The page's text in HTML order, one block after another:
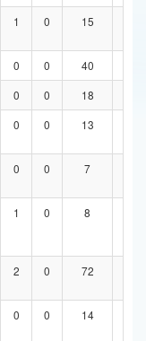
1 0 15
0 0 40
0 0 18
0 0 13
0 0 7
1 0 8
2 0 72
0 0 14